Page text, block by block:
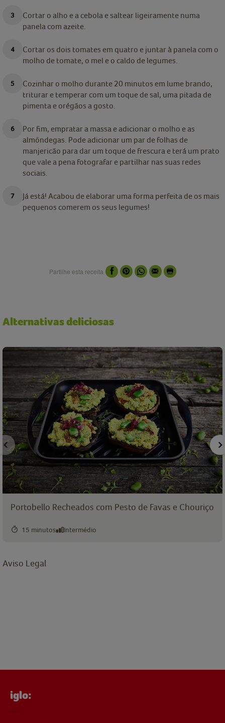
Cortar o alho e a cebola e saltear ligeiramente numa
panela com azeite.
Cortar os dois tomates em quatro e juntar à panela com o
molho de tomate, o mel e o caldo de legumes.
Cozinhar o molho durante 20 minutos em lume brando,
triturar e temperar com um toque de sal, uma pitada de
pimenta e orégãos a gosto.
Por fim, empratar a massa e adicionar o molho e as
almôndegas. Pode adicionar um par de folhas de
manjericão para dar um toque de frescura e terá um prato
que vale a pena fotografar e partilhar nas suas redes
sociais.
Já está! Acabou de elaborar uma forma perfeita de os mais
pequenos comerem os seus legumes!
Partilhe esta receita
Alternativas deliciosas
Portobello Recheados com Pesto de Favas e Chouriço
15 minutos Intermédio
Aviso Legal
iglo: